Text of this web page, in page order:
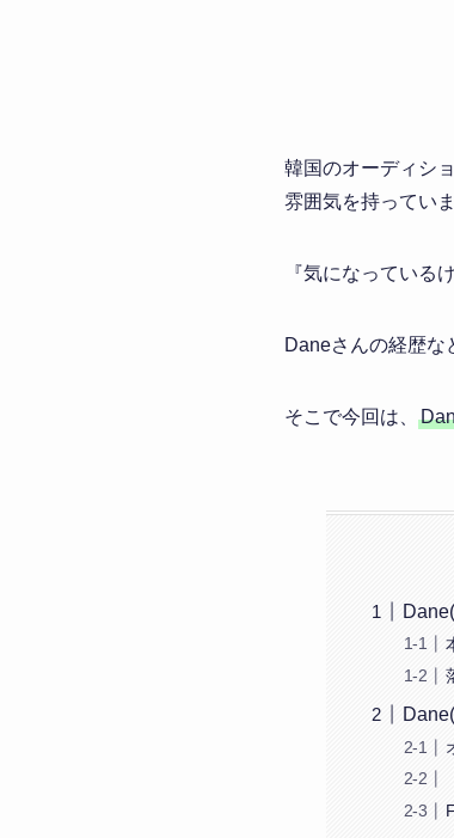
韓国のオーディシ
雰囲気を持っていま
『気になっている
Daneさんの経歴な
そこで今回は、